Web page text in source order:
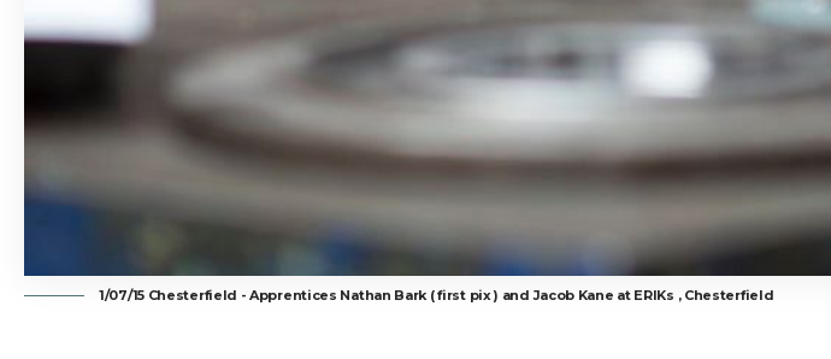
1/07/15 Chesterfield - Apprentices Nathan Bark ( first pix ) and Jacob Kane at ERIKs , Chesterfield